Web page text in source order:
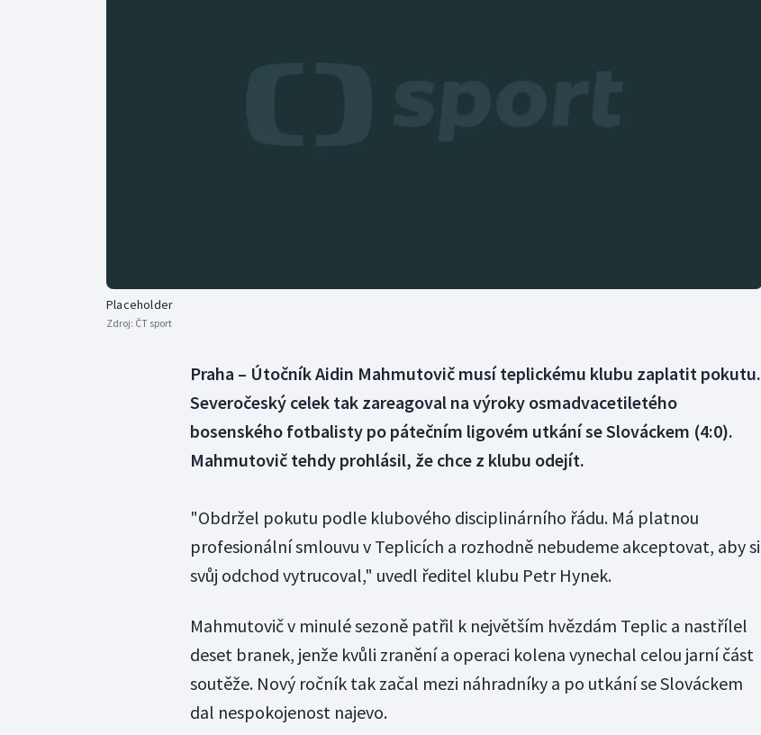
Placeholder
Zdroj: ČT sport
Praha – Útočník Aidin Mahmutovič musí teplickému klubu zaplatit pokutu.
Severočeský celek tak zareagoval na výroky osmadvacetiletého
bosenského fotbalisty po pátečním ligovém utkání se Slováckem (4:0).
Mahmutovič tehdy prohlásil, že chce z klubu odejít.
"Obdržel pokutu podle klubového disciplinárního řádu. Má platnou
profesionální smlouvu v Teplicích a rozhodně nebudeme akceptovat, aby si
svůj odchod vytrucoval," uvedl ředitel klubu Petr Hynek.
Mahmutovič v minulé sezoně patřil k největším hvězdám Teplic a nastřílel
deset branek, jenže kvůli zranění a operaci kolena vynechal celou jarní část
soutěže. Nový ročník tak začal mezi náhradníky a po utkání se Slováckem
dal nespokojenost najevo.